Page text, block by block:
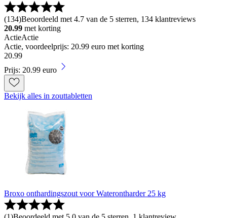
(134)Beoordeeld met 4.7 van de 5 sterren, 134 klantreviews
20.99 met korting
ActieActie
Actie, voordeelprijs: 20.99 euro met korting
20.99
Prijs: 20.99 euro
Bekijk alles in zouttabletten
Broxo onthardingszout voor Waterontharder 25 kg